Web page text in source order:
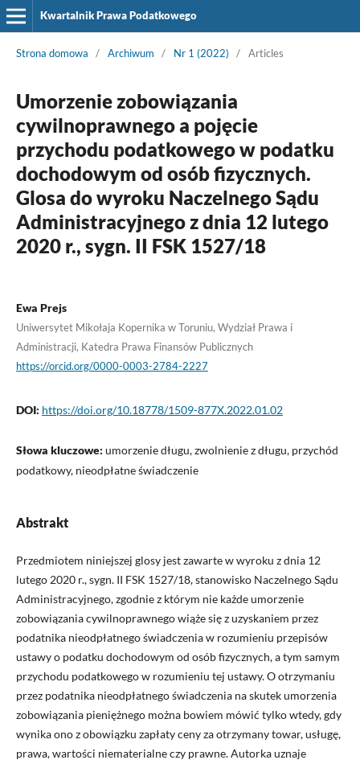
Kwartalnik Prawa Podatkowego
Strona domowa / Archiwum / Nr 1 (2022) / Articles
Umorzenie zobowiązania
cywilnoprawnego a pojęcie
przychodu podatkowego w podatku
dochodowym od osób fizycznych.
Glosa do wyroku Naczelnego Sądu
Administracyjnego z dnia 12 lutego
2020 r., sygn. II FSK 1527/18
Ewa Prejs
Uniwersytet Mikołaja Kopernika w Toruniu, Wydział Prawa i
Administracji, Katedra Prawa Finansów Publicznych
https://orcid.org/0000-0003-2784-2227
DOI: https://doi.org/10.18778/1509-877X.2022.01.02
Słowa kluczowe: umorzenie długu, zwolnienie z długu, przychód
podatkowy, nieodpłatne świadczenie
Abstrakt
Przedmiotem niniejszej glosy jest zawarte w wyroku z dnia 12
lutego 2020 r., sygn. II FSK 1527/18, stanowisko Naczelnego Sądu
Administracyjnego, zgodnie z którym nie każde umorzenie
zobowiązania cywilnoprawnego wiąże się z uzyskaniem przez
podatnika nieodpłatnego świadczenia w rozumieniu przepisów
ustawy o podatku dochodowym od osób fizycznych, a tym samym
przychodu podatkowego w rozumieniu tej ustawy. O otrzymaniu
przez podatnika nieodpłatnego świadczenia na skutek umorzenia
zobowiązania pieniężnego można bowiem mówić tylko wtedy, gdy
wynika ono z obowiązku zapłaty ceny za otrzymany towar, usługę,
prawa, wartości niematerialne czy prawne. Autorka uznaje